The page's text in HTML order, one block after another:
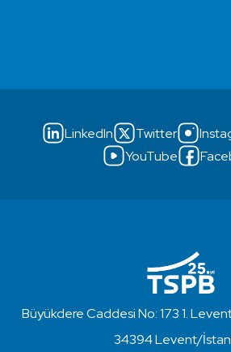
LinkedIn Twitter
YouTube
Büyükdere Caddesi No: 173 1.
34394 Levent/